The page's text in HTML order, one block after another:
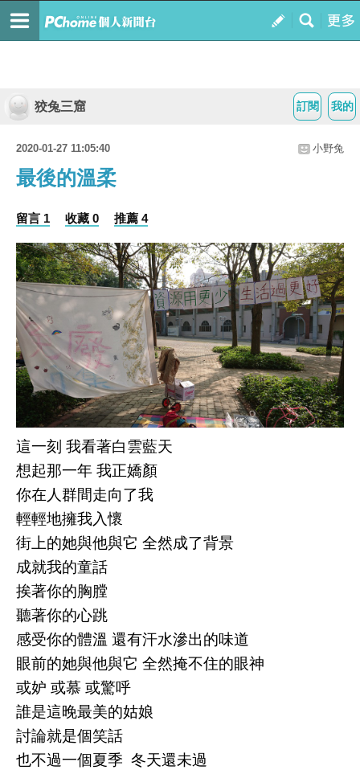
我的
訂閱
狡兔三窟
2020-01-27 11:05:40 小野兔
最後的溫柔
留言 1 收藏 0 推薦 4
這一刻 我看著白雲藍天
想起那一年 我正嬌顏
你在人群間走向了我
輕輕地擁我入懷
街上的她與他與它 全然成了背景
成就我的童話
挨著你的胸膛
聽著你的心跳
感受你的體溫 還有汗水滲出的味道
眼前的她與他與它 全然掩不住的眼神
或妒 或慕 或驚呼
誰是這晚最美的姑娘
討論就是個笑話
也不過一個夏季 冬天還未過